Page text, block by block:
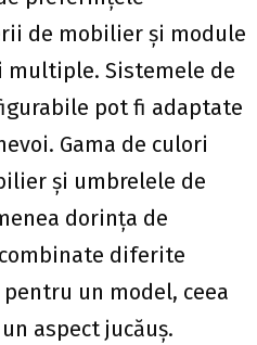
de mobilier și module
multiple. Sistemele de
pot fi adaptate
Gama de culori
și umbrelele de
dorința de
diferite
un model, ceea
aspect jucăuș.